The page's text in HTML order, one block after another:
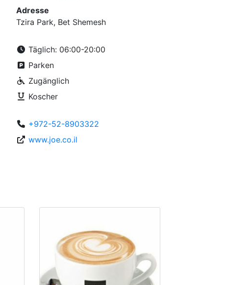
Adresse
Tzira Park, Bet Shemesh
Täglich: 06:00-20:00
Parken
Zugänglich
Koscher
+972-52-8903322
www.joe.co.il